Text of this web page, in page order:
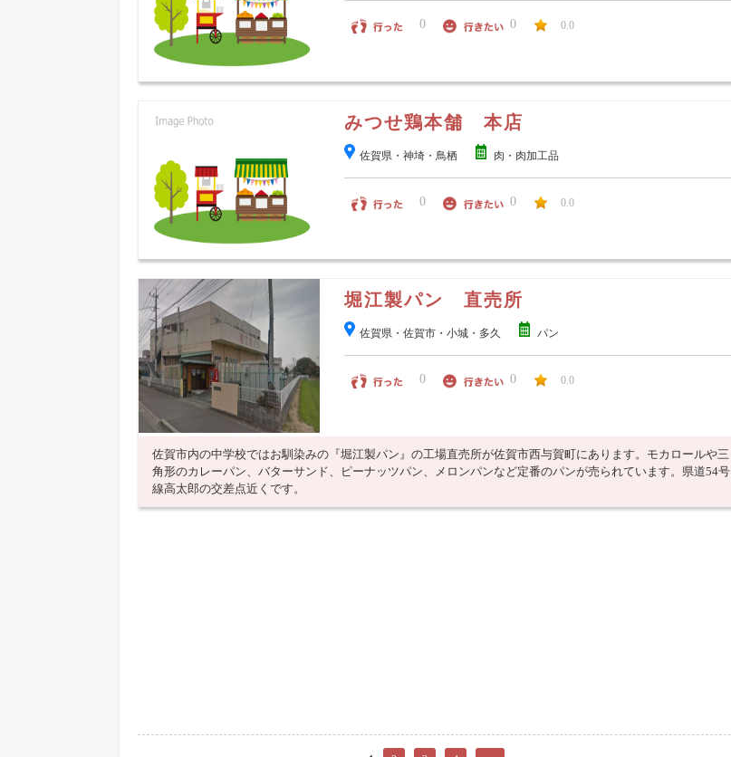
0 0 0.0
みつせ鶏本舗 本店
佐賀県・神埼・鳥栖 肉・肉加工品
0 0 0.0
堀江製パン 直売所
佐賀県・佐賀市・小城・多久 パン
0 0 0.0
佐賀市内の中学校ではお馴染みの『堀江製パン』の工場直売所が佐賀市西与賀町にあります。モカロールや三
角形のカレーパン、バターサンド、ピーナッツパン、メロンパンなど定番のパンが売られています。県道54号
線高太郎の交差点近くです。